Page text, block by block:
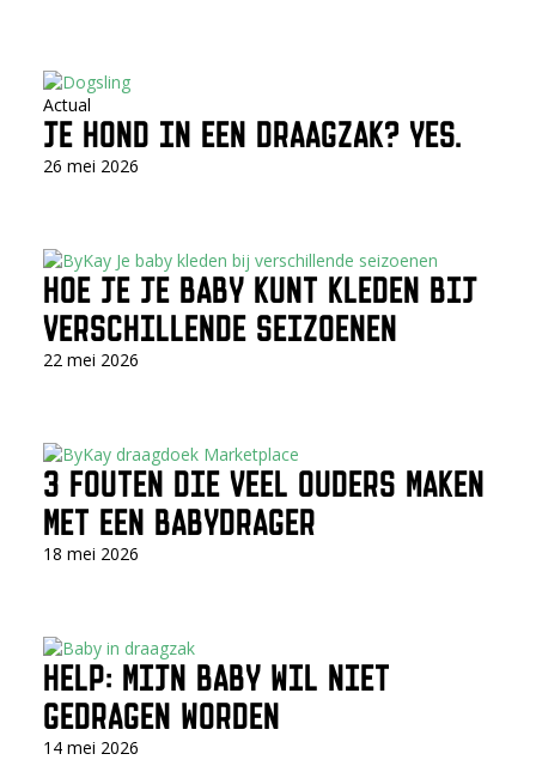
Actual
JE HOND IN EEN DRAAGZAK? YES.
26 mei 2026
HOE JE JE BABY KUNT KLEDEN BIJ
VERSCHILLENDE SEIZOENEN
22 mei 2026
3 FOUTEN DIE VEEL OUDERS MAKEN
MET EEN BABYDRAGER
18 mei 2026
HELP: MIJN BABY WIL NIET
GEDRAGEN WORDEN
14 mei 2026